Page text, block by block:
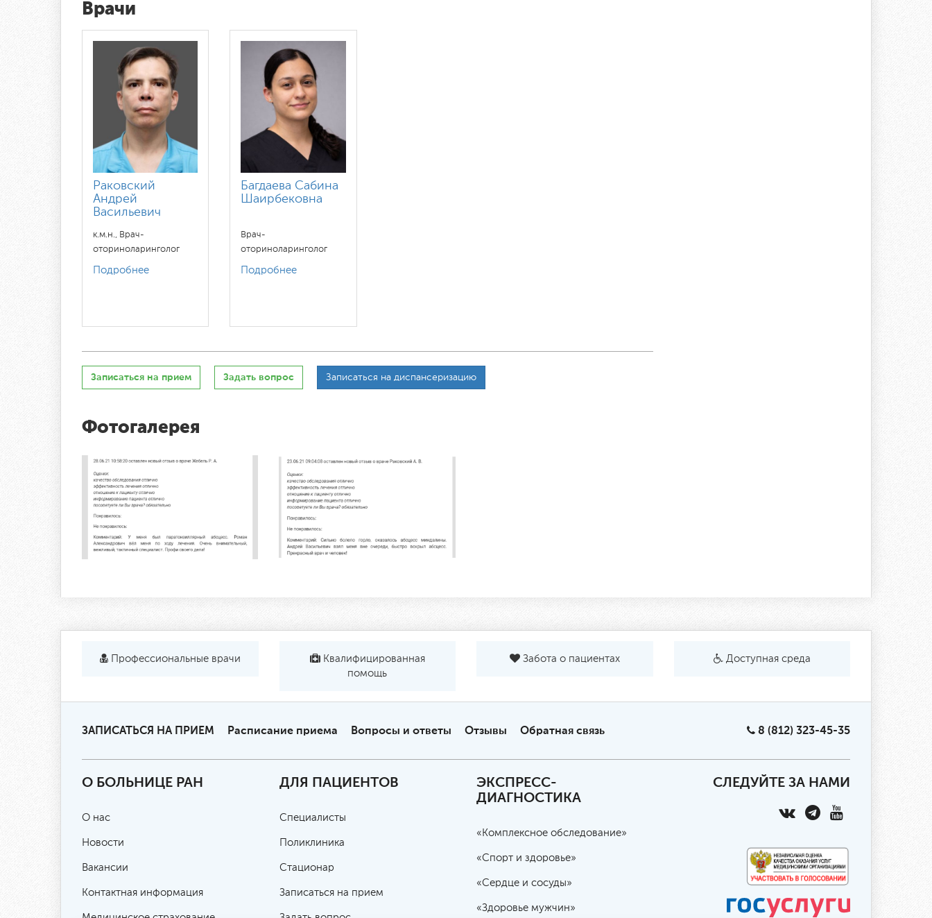
Врачи
Раковский
Андрей
Васильевич
к.м.н., Врач-
оториноларинголог
Подробнее
Багдаева Сабина
Шаирбековна
Врач-
оториноларинголог
Подробнее
Записаться на прием Задать вопрос Записаться на диспансеризацию
Фотогалерея
Профессиональные врачи
Квалифицированная
помощь
Забота о пациентах Доступная среда
ЗАПИСАТЬСЯ НА ПРИЕМ Расписание приема Вопросы и ответы Отзывы Обратная связь 8 (812) 323-45-35
О БОЛЬНИЦЕ РАН
О нас
Новости
Вакансии
Контактная информация
ДЛЯ ПАЦИЕНТОВ
Специалисты
Поликлиника
Стационар
Записаться на прием
ЭКСПРЕСС-
ДИАГНОСТИКА
«Комплексное обследование»
«Спорт и здоровье»
«Сердце и сосуды»
«Здоровье мужчин»
СЛЕДУЙТЕ ЗА НАМИ